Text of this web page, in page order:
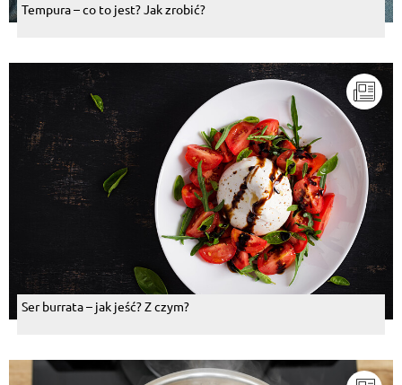
Tempura – co to jest? Jak zrobić?
Ser burrata – jak jeść? Z czym?